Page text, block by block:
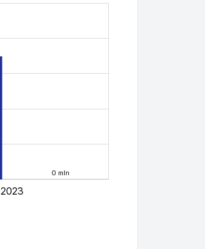
0 mln
2023